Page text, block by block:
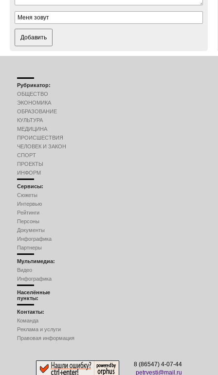
Добавить
Рубрикатор:
ОБЩЕСТВО
ЭКОНОМИКА
ОБРАЗОВАНИЕ
КУЛЬТУРА
МЕДИЦИНА
ПРОИСШЕСТВИЯ
ЧЕЛОВЕК И ЗАКОН
СПОРТ
ПРОЕКТЫ
ИНФОРМ
Сервисы:
Сюжеты
Интервью
Рейтинги
Персоны
Документы
Инфографика
Партнеры
Мультимедиа:
Видео
Инфографика
Населённые
пункты:
Контакты:
Команда
Реклама и услуги
Правовая информация
8 (86547) 4-07-44
petrvesti@mail.ru